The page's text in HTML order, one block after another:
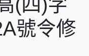
(四)字
號令修